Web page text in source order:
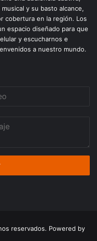
y su basto alcance,
cobertura en la región. Los
espacio diseñado para que
y escucharnos e
a nuestro mundo.
reservados. Powered by